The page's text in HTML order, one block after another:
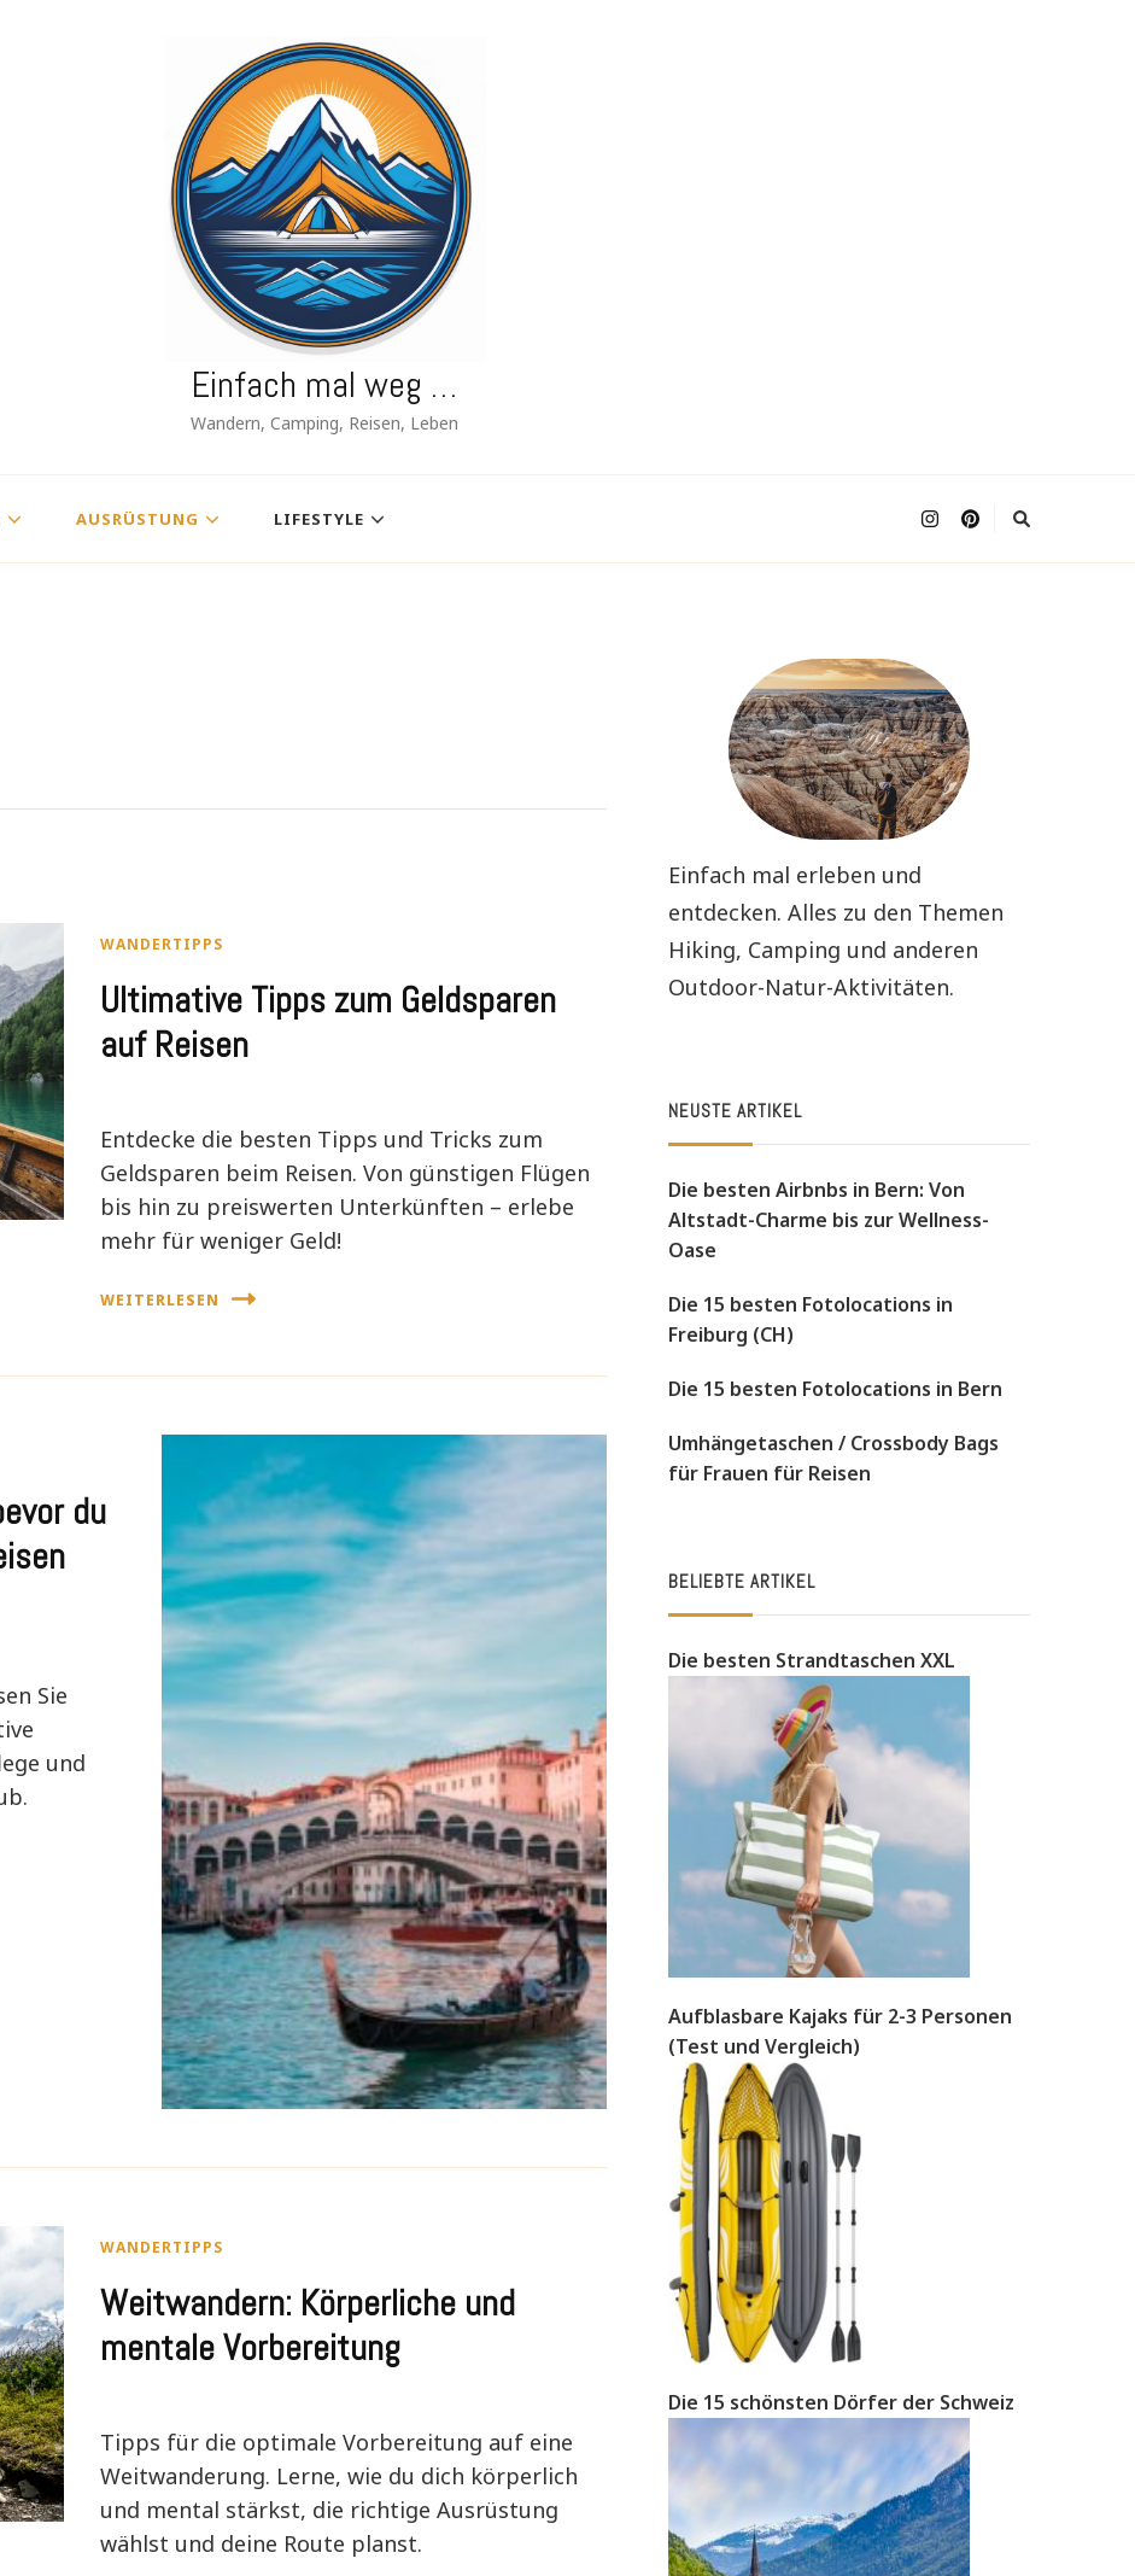
Einfach mal weg …
Wandern, Camping, Reisen, Leben
AUSRÜSTUNG LIFESTYLE
WANDERTIPPS
Ultimative Tipps zum Geldsparen
auf Reisen
Entdecke die besten Tipps und Tricks zum
Geldsparen beim Reisen. Von günstigen Flügen
bis hin zu preiswerten Unterkünften – erlebe
mehr für weniger Geld!
WEITERLESEN
du
Sie
und
WANDERTIPPS
Weitwandern: Körperliche und
mentale Vorbereitung
Tipps für die optimale Vorbereitung auf eine
Weitwanderung. Lerne, wie du dich körperlich
und mental stärkst, die richtige Ausrüstung
wählst und deine Route planst.
Einfach mal erleben und
entdecken. Alles zu den Themen
Hiking, Camping und anderen
Outdoor-Natur-Aktivitäten.
NEUSTE ARTIKEL
Die besten Airbnbs in Bern: Von
Altstadt-Charme bis zur Wellness-
Oase
Die 15 besten Fotolocations in
Freiburg (CH)
Die 15 besten Fotolocations in Bern
Umhängetaschen / Crossbody Bags
für Frauen für Reisen
BELIEBTE ARTIKEL
Die besten Strandtaschen XXL
Aufblasbare Kajaks für 2-3 Personen
(Test und Vergleich)
Die 15 schönsten Dörfer der Schweiz